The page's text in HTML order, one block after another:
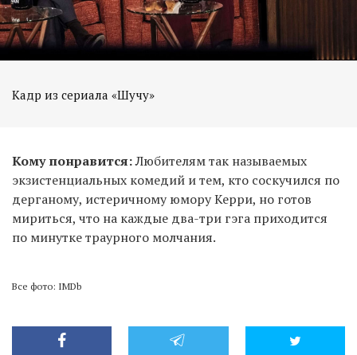
Кадр из сериала «Шучу»
Кому понравится:Любителям так называемых
экзистенциальных комедий и тем, кто соскучился по
дерганому, истеричному юмору Керри, но готов
мириться, что на каждые два-три гэга приходится
по минутке траурного молчания.
Все фото: IMDb